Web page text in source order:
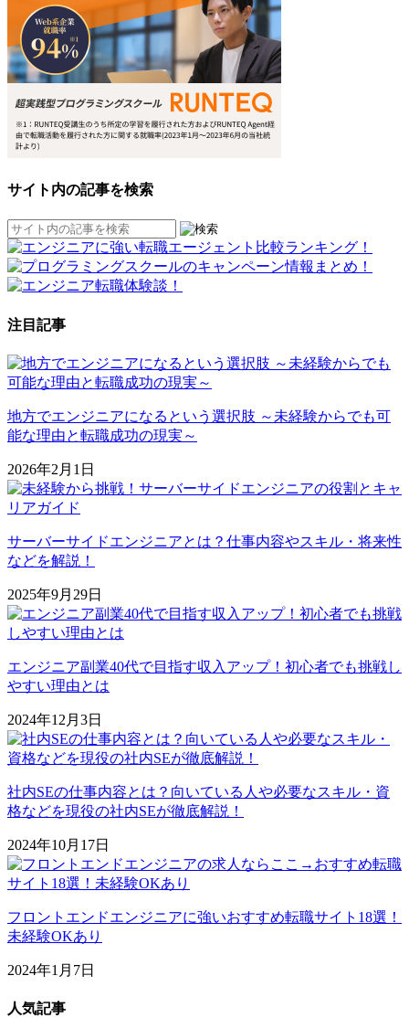
サイト内の記事を検索
注目記事
地方でエンジニアになるという選択肢 ～未経験からでも可
能な理由と転職成功の現実～
2026年2月1日
サーバーサイドエンジニアとは？仕事内容やスキル・将来性
などを解説！
2025年9月29日
エンジニア副業40代で目指す収入アップ！初心者でも挑戦し
やすい理由とは
2024年12月3日
社内SEの仕事内容とは？向いている人や必要なスキル・資
格などを現役の社内SEが徹底解説！
2024年10月17日
フロントエンドエンジニアに強いおすすめ転職サイト18選！
未経験OKあり
2024年1月7日
人気記事